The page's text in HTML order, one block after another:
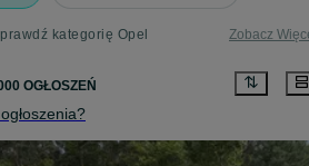
kategorię Opel Zobacz
OGŁOSZEŃ